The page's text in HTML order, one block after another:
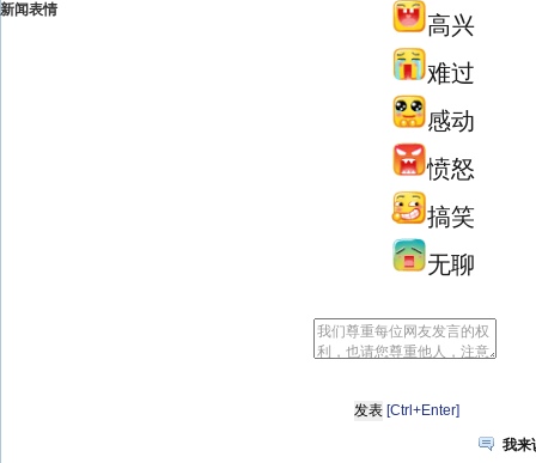
新闻表情
高兴
难过
感动
愤怒
搞笑
无聊
[Ctrl+Enter]
我来